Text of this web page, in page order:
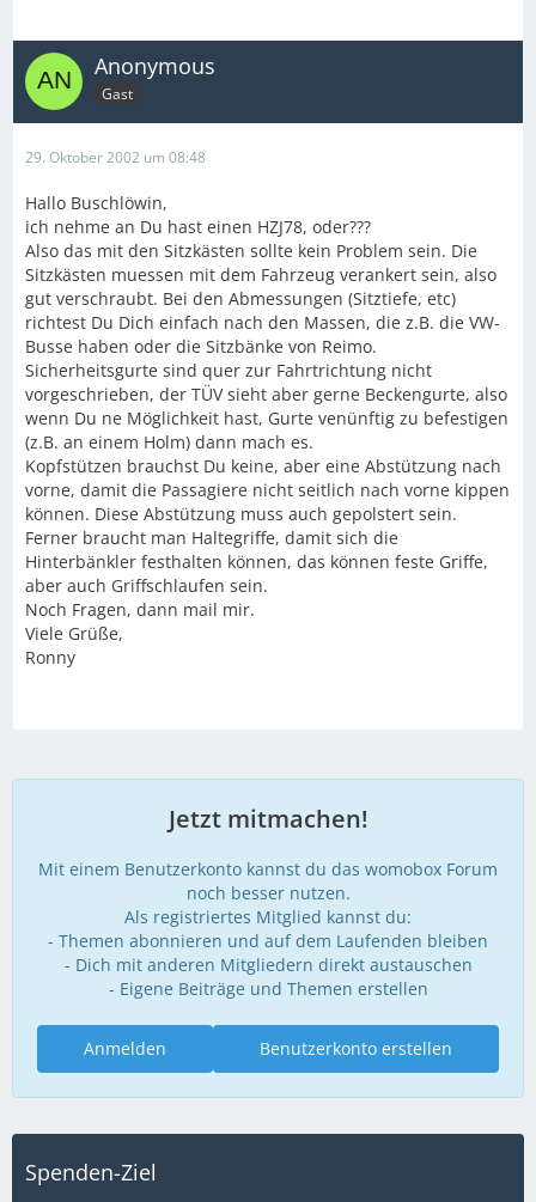
Anonymous
Gast
29. Oktober 2002 um 08:48
Hallo Buschlöwin,
ich nehme an Du hast einen HZJ78, oder???
Also das mit den Sitzkästen sollte kein Problem sein. Die
Sitzkästen muessen mit dem Fahrzeug verankert sein, also
gut verschraubt. Bei den Abmessungen (Sitztiefe, etc)
richtest Du Dich einfach nach den Massen, die z.B. die VW-
Busse haben oder die Sitzbänke von Reimo.
Sicherheitsgurte sind quer zur Fahrtrichtung nicht
vorgeschrieben, der TÜV sieht aber gerne Beckengurte, also
wenn Du ne Möglichkeit hast, Gurte venünftig zu befestigen
(z.B. an einem Holm) dann mach es.
Kopfstützen brauchst Du keine, aber eine Abstützung nach
vorne, damit die Passagiere nicht seitlich nach vorne kippen
können. Diese Abstützung muss auch gepolstert sein.
Ferner braucht man Haltegriffe, damit sich die
Hinterbänkler festhalten können, das können feste Griffe,
aber auch Griffschlaufen sein.
Noch Fragen, dann mail mir.
Viele Grüße,
Ronny
Jetzt mitmachen!
Mit einem Benutzerkonto kannst du das womobox Forum
noch besser nutzen.
Als registriertes Mitglied kannst du:
- Themen abonnieren und auf dem Laufenden bleiben
- Dich mit anderen Mitgliedern direkt austauschen
- Eigene Beiträge und Themen erstellen
Benutzerkonto erstellen
Anmelden
Spenden-Ziel